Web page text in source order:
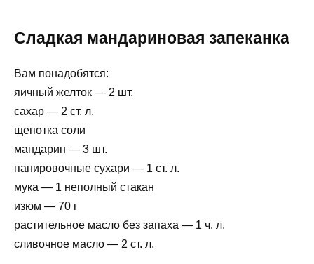
Сладкая мандариновая запеканка
Вам понадобятся:
яичный желток — 2 шт.
сахар — 2 ст. л.
щепотка соли
мандарин — 3 шт.
панировочные сухари — 1 ст. л.
мука — 1 неполный стакан
изюм — 70 г
растительное масло без запаха — 1 ч. л.
сливочное масло — 2 ст. л.